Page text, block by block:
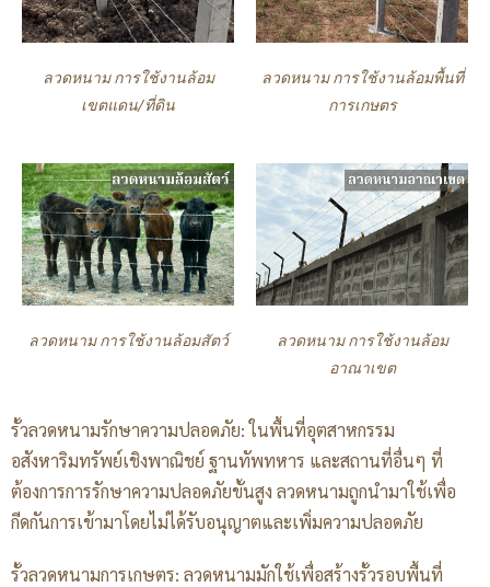
ลวดหนาม การใช้งานล้อม
เขตแดน/ที่ดิน
ลวดหนาม การใช้งานล้อมพื้นที่
การเกษตร
ลวดหนาม การใช้งานล้อมสัตว์
ลวดหนาม การใช้งานล้อม
อาณาเขต
รั้วลวดหนามรักษาความปลอดภัย: ในพื้นที่อุตสาหกรรม
อสังหาริมทรัพย์เชิงพาณิชย์ ฐานทัพทหาร และสถานที่อื่นๆ ที่
ต้องการการรักษาความปลอดภัยขั้นสูง ลวดหนามถูกนำมาใช้เพื่อ
กีดกันการเข้ามาโดยไม่ได้รับอนุญาตและเพิ่มความปลอดภัย
รั้วลวดหนามการเกษตร: ลวดหนามมักใช้เพื่อสร้างรั้วรอบพื้นที่